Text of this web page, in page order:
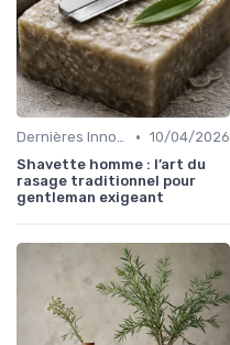
Dernières Innovations • 10/04/2026
Shavette homme : l’art du
rasage traditionnel pour
gentleman exigeant